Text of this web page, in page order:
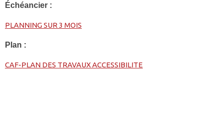
Échéancier :
PLANNING SUR 3 MOIS
Plan :
CAF-PLAN DES TRAVAUX ACCESSIBILITE